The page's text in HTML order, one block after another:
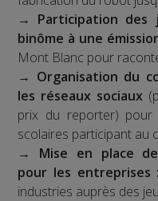
→ Participation des
binôme à une
Mont Blanc pour
→ Organisation du
les réseaux sociaux
prix du reporter) pour
scolaires participant au
→ Mise en place
pour les entreprises :
industries auprès des